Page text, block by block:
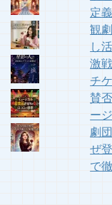
定
観
し
激
チ
賛
ー
劇
ぜ
で